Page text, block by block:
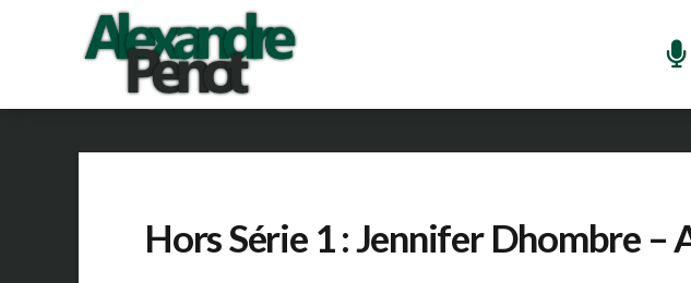
Hors Série 1 : Jennifer Dhombre